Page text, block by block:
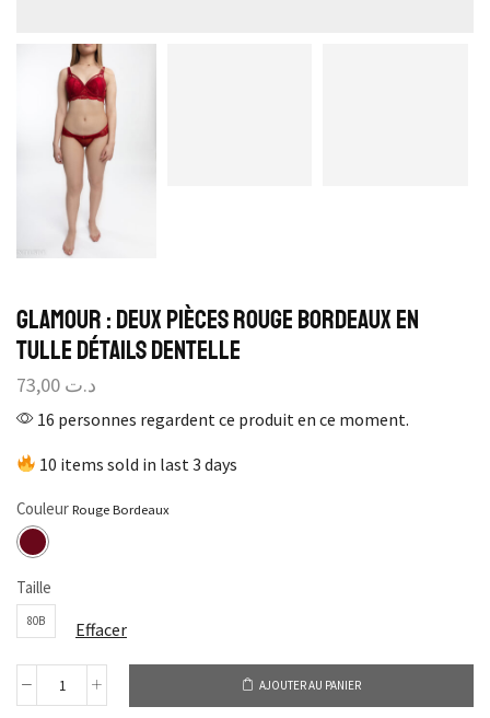
Glamour : Deux pièces rouge bordeaux en
tulle détails dentelle
د.ت
16 personnes regardent ce produit en ce moment.
10 items sold in last 3 days
Couleur
Taille
80B Effacer
AJOUTER AU PANIER